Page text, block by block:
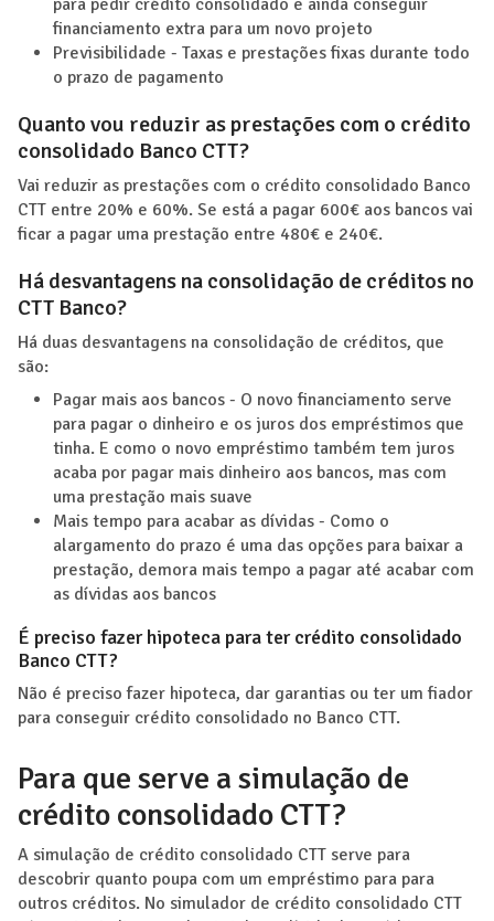
para pedir crédito consolidado e ainda conseguir
financiamento extra para um novo projeto
Previsibilidade - Taxas e prestações fixas durante todo
o prazo de pagamento
Quanto vou reduzir as prestações com o crédito
consolidado Banco CTT?
Vai reduzir as prestações com o crédito consolidado Banco
CTT entre 20% e 60%. Se está a pagar 600€ aos bancos vai
ficar a pagar uma prestação entre 480€ e 240€.
Há desvantagens na consolidação de créditos no
CTT Banco?
Há duas desvantagens na consolidação de créditos, que
são:
Pagar mais aos bancos - O novo financiamento serve
para pagar o dinheiro e os juros dos empréstimos que
tinha. E como o novo empréstimo também tem juros
acaba por pagar mais dinheiro aos bancos, mas com
uma prestação mais suave
Mais tempo para acabar as dívidas - Como o
alargamento do prazo é uma das opções para baixar a
prestação, demora mais tempo a pagar até acabar com
as dívidas aos bancos
É preciso fazer hipoteca para ter crédito consolidado
Banco CTT?
Não é preciso fazer hipoteca, dar garantias ou ter um fiador
para conseguir crédito consolidado no Banco CTT.
Para que serve a simulação de
crédito consolidado CTT?
A simulação de crédito consolidado CTT serve para
descobrir quanto poupa com um empréstimo para para
outros créditos. No simulador de crédito consolidado CTT